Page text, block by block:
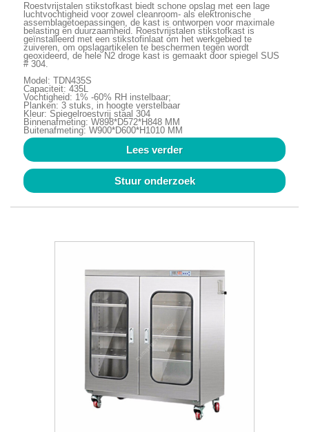
Roestvrijstalen stikstofkast biedt schone opslag met een lage
luchtvochtigheid voor zowel cleanroom- als elektronische
assemblagetoepassingen, de kast is ontworpen voor maximale
belasting en duurzaamheid. Roestvrijstalen stikstofkast is
geïnstalleerd met een stikstofinlaat om het werkgebied te
zuiveren, om opslagartikelen te beschermen tegen wordt
geoxideerd, de hele N2 droge kast is gemaakt door spiegel SUS
# 304.
Model: TDN435S
Capaciteit: 435L
Vochtigheid: 1% -60% RH instelbaar;
Planken: 3 stuks, in hoogte verstelbaar
Kleur: Spiegelroestvrij staal 304
Binnenafmeting: W898*D572*H848 MM
Buitenafmeting: W900*D600*H1010 MM
Lees verder
Stuur onderzoek